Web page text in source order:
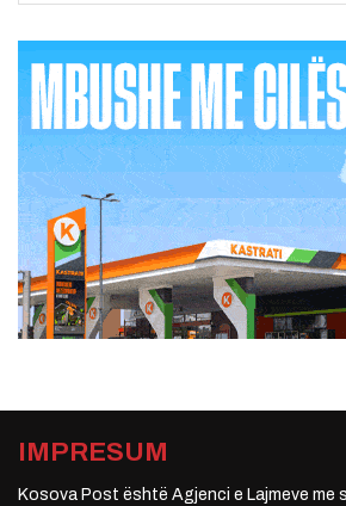
IMPRESUM
Kosova Post është Agjenci e Lajmeve me